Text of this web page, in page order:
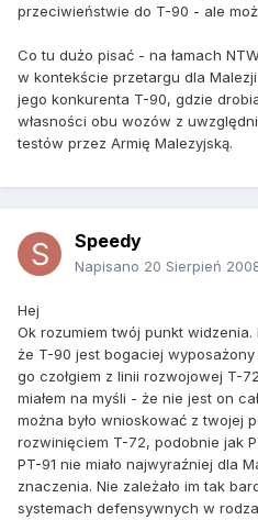
przeciwieństwie do T-90 - ale
Co tu dużo pisać - na łamach
w kontekście przetargu dla
jego konkurenta T-90, gdzie
własności obu wozów z
testów przez Armię Malezyjską.
Speedy
Napisano 20 Sierpień
Hej
Ok rozumiem twój punkt
że T-90 jest bogaciej
go czołgiem z linii rozwojowej T-
miałem na myśli - że nie jest on
można było wnioskować z twojej
rozwinięciem T-72, podobnie jak
PT-91 nie miało najwyraźniej dla
znaczenia. Nie zależało im tak
systemach defensywnych w